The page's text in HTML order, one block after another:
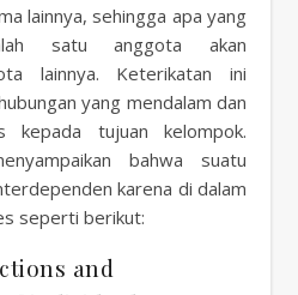
lainnya, sehingga apa yang
satu anggota akan
lainnya. Keterikatan ini
yang mendalam dan
kepada tujuan kelompok.
bahwa suatu
karena di dalam
seperti berikut:
and